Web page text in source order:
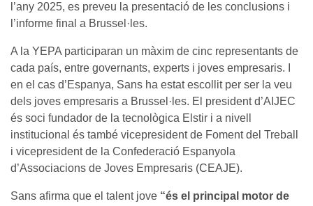
l’any 2025, es preveu la presentació de les conclusions i
l’informe final a Brussel·les.
A la YEPA participaran un màxim de cinc representants de
cada país, entre governants, experts i joves empresaris. I
en el cas d’Espanya, Sans ha estat escollit per ser la veu
dels joves empresaris a Brussel·les. El president d’AIJEC
és soci fundador de la tecnològica Elstir i a nivell
institucional és també vicepresident de Foment del Treball
i vicepresident de la Confederació Espanyola
d’Associacions de Joves Empresaris (CEAJE).
Sans afirma que el talent jove “és el principal motor de